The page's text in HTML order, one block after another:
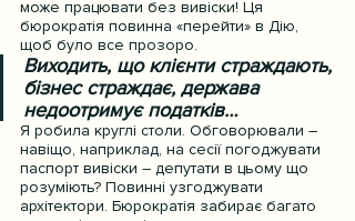
може працювати без вивіски! Ця
бюрократія повинна «перейти» в Дію,
щоб було все прозоро.
Виходить, що клієнти страждають,
бізнес страждає, держава
недоотримує податків…
Я робила круглі столи. Обговорювали –
навіщо, наприклад, на сесії погоджувати
паспорт вивіски – депутати в цьому що
розуміють? Повинні узгоджувати
архітектори. Бюрократія забирає багато